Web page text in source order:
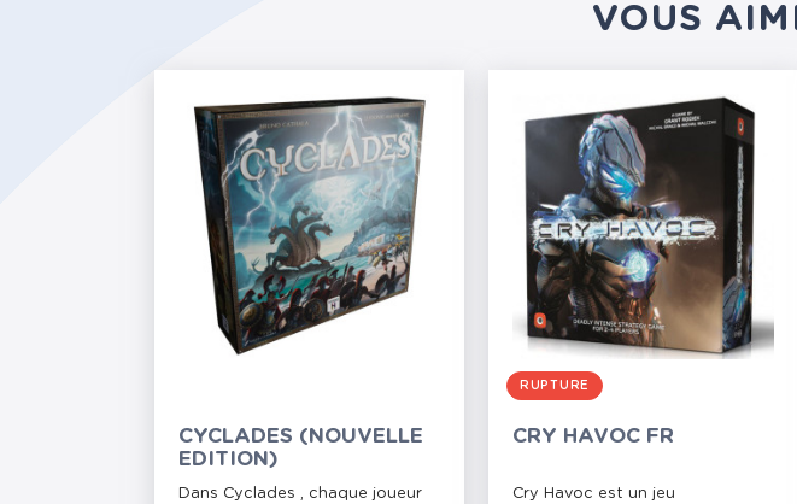
VOUS
CYCLADES (NOUVELLE
EDITION)
Dans Cyclades , chaque joueur
RUPTURE
CRY HAVOC FR
Cry Havoc est un jeu